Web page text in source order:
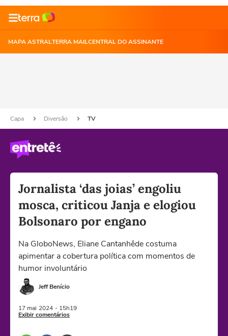
MAPA ASTRALTERRA MAILCENTRAL DO ASSINANTE
Capa Diversão TV
Jornalista ‘das joias’ engoliu
mosca, criticou Janja e elogiou
Bolsonaro por engano
Na GloboNews, Eliane Cantanhêde costuma
apimentar a cobertura política com momentos de
humor involuntário
Jeff Benício
17 mai 2024 - 15h19
Exibir comentários